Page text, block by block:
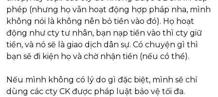
phép (nhưng họ vẫn hoạt động hợp pháp nha, mình
không nói là không nên bỏ tiền vào đó). Họ hoạt
động như cty tư nhân, bạn nạp tiền vào thì cty giữ
tiền, và nó sẽ là giao dịch dân sự. Có chuyện gì thì
bạn sẽ đi kiện họ và chờ nhận tiền (nếu có thể).
Nếu mình không có lý do gì đặc biệt, mình sẽ chỉ
dùng các cty CK được pháp luật bảo vệ tối đa.